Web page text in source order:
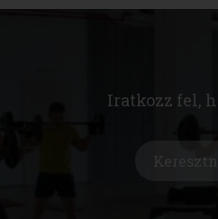
Iratkozz fel,